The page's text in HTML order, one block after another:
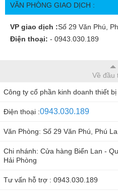
VĂN PHÒNG GIAO DỊCH :
VP giao dịch :Số 29 Văn Phú,
Điện thoại: - 0943.030.189
Về đầu
Công ty cổ phần kinh doanh thiết
Điện thoại :0943.030.189
Văn Phòng: Số 29 Văn Phú, Phú
Chi nhánh: Cửa hàng Biển Lan -
Hải Phòng
Tư vấn hỗ trợ : 0943.030.189